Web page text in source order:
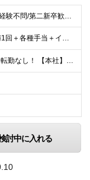
＊未経験者大歓迎！学歴・経験不問/第二新卒歓迎/WEB面接可能＊ ▼未経験歓迎＆完全ポテンシャル採用！▼ 経験は一切不問！ 面接では「あなたの想い」を教えてください◎ ▼こんな方を歓迎します！▼
月給35万円～60万円＋賞与1回＋各種手当＋インセンティブ ★Point：経験者の方は100％年収UPでの待遇提示も可能！ 【インセンティブについて】 プロジェクト報酬：PJ単価に応じて支給 ※
★リモートワークあり！ ★転勤なし！ 【本社】東京都港区虎ノ門1-16-16 虎ノ門一丁目MGビル ∟虎ノ門駅から徒歩3分のピカピカのオフィス ※その他、1都3県を中心としたプロジェクト先 ※親会
討中に入れる